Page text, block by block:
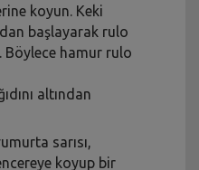
koyun. Keki
başlayarak rulo
Böylece hamur rulo
altından
sarısı,
koyup bir